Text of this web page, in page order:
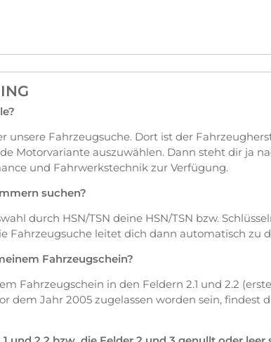
Fahrzeugsuche. Dort ist der
Motorvariante auszuwählen. Dann steht dir ja
und Fahrwerkstechnik zur Verfügung.
suchen?
durch HSN/TSN deine HSN/TSN bzw.
Fahrzeugsuche leitet dich dann automatisch zu
Fahrzeugschein?
Fahrzeugschein in den Feldern 2.1 und 2.2
dem Jahr 2005 zugelassen worden sein, findest